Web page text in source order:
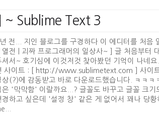
~ Sublime Text 3
전... 지인 블로그를 구경하다 이 에디터를 처음
열전 | 괴짜 프로그래머의 일상사~ ] 글 처음부터
셔서~ 호기심에 이것저것 찾아봤던 기억이 나네요
사이트 : [ http://www.sublimetext.com ] 사이
상(?)에 감동받고 바로 다운로드했습니다. ㅋㅋㅋ
은 '막막함' 이랄까요...? 글꼴도 바꾸고 글꼴 크기
경하고 싶은데 '설정 창' 같은 게 없어서 꽤나 당황